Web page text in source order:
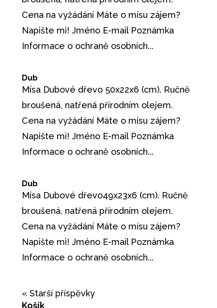
Cena na vyžádání Máte o mísu zájem?
Napište mi! Jméno E-mail Poznámka
Informace o ochraně osobních...
Dub
Mísa Dubové dřevo 50x22x6 (cm). Ručně
broušená, natřená přírodním olejem.
Cena na vyžádání Máte o mísu zájem?
Napište mi! Jméno E-mail Poznámka
Informace o ochraně osobních...
Dub
Mísa Dubové dřevo49x23x6 (cm). Ručně
broušená, natřená přírodním olejem.
Cena na vyžádání Máte o mísu zájem?
Napište mi! Jméno E-mail Poznámka
Informace o ochraně osobních...
« Starší příspěvky
Košík